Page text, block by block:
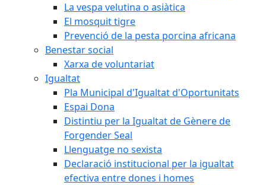
La vespa velutina o asiàtica
El mosquit tigre
Prevenció de la pesta porcina africana
Benestar social
Xarxa de voluntariat
Igualtat
Pla Municipal d'Igualtat d'Oportunitats
Espai Dona
Distintiu per la Igualtat de Gènere de
Forgender Seal
Llenguatge no sexista
Declaració institucional per la igualtat
efectiva entre dones i homes